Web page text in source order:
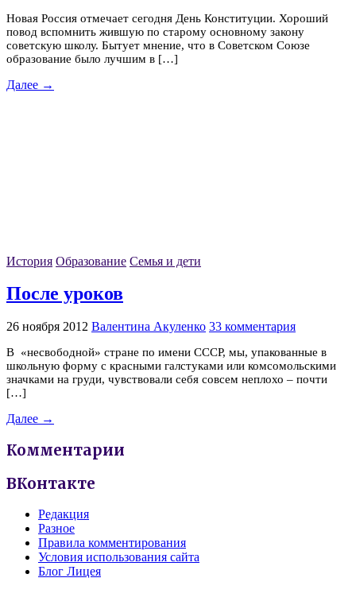
Новая Россия отмечает сегодня День Конституции. Хороший
повод вспомнить жившую по старому основному закону
советскую школу. Бытует мнение, что в Советском Союзе
образование было лучшим в […]
Далее →
История Образование Семья и дети
После уроков
26 ноября 2012 Валентина Акуленко 33 комментария
В «несвободной» стране по имени СССР, мы, упакованные в
школьную форму с красными галстуками или комсомольскими
значками на груди, чувствовали себя совсем неплохо – почти
[…]
Далее →
Комментарии
ВКонтакте
Редакция
Разное
Правила комментирования
Условия использования сайта
Блог Лицея